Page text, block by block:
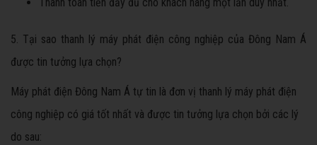
5. Tại sao thanh lý máy phát điện công nghiệp của Đông Nam Á
được tin tưởng lựa chọn?
Máy phát điện Đông Nam Á tự tin là đơn vị thanh lý máy phát điện
công nghiệp có giá tốt nhất và được tin tưởng lựa chọn bởi các lý
do sau: